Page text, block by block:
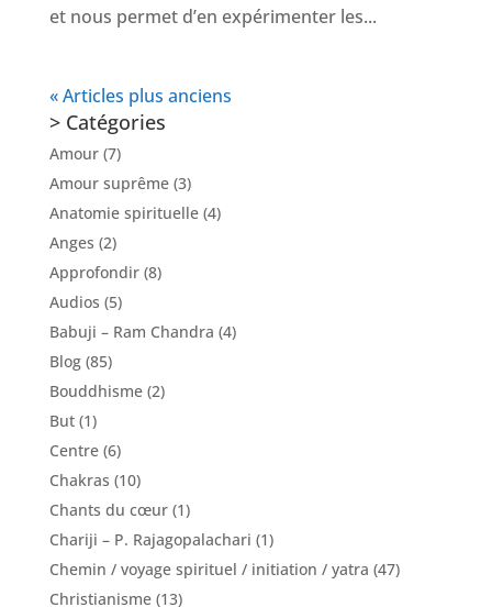
et nous permet d’en expérimenter les...
« Articles plus anciens
> Catégories
Amour(7)
Amour suprême(3)
Anatomie spirituelle(4)
Anges (2)
Approfondir(8)
Audios (5)
Babuji – Ram Chandra (4)
Blog(85)
Bouddhisme(2)
But(1)
Centre(6)
Chakras (10)
Chants du cœur(1)
Chariji – P. Rajagopalachari (1)
Chemin / voyage spirituel / initiation / yatra (47)
Christianisme(13)